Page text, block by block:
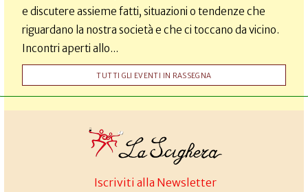
e discutere assieme fatti, situazioni o tendenze che
riguardano la nostra società e che ci toccano da vicino.
Incontri aperti allo...
TUTTI GLI EVENTI IN RASSEGNA
Iscriviti alla Newsletter